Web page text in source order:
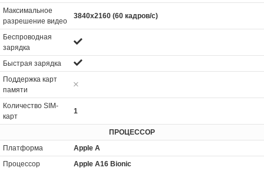
Максимальное
разрешение видео
3840x2160 (60 кадров/с)
Беспроводная
зарядка
Быстрая зарядка
Поддержка карт
памяти
Количество SIM-
карт
1
ПРОЦЕССОР
Платформа
Apple A
Процессор
Apple A16 Bionic